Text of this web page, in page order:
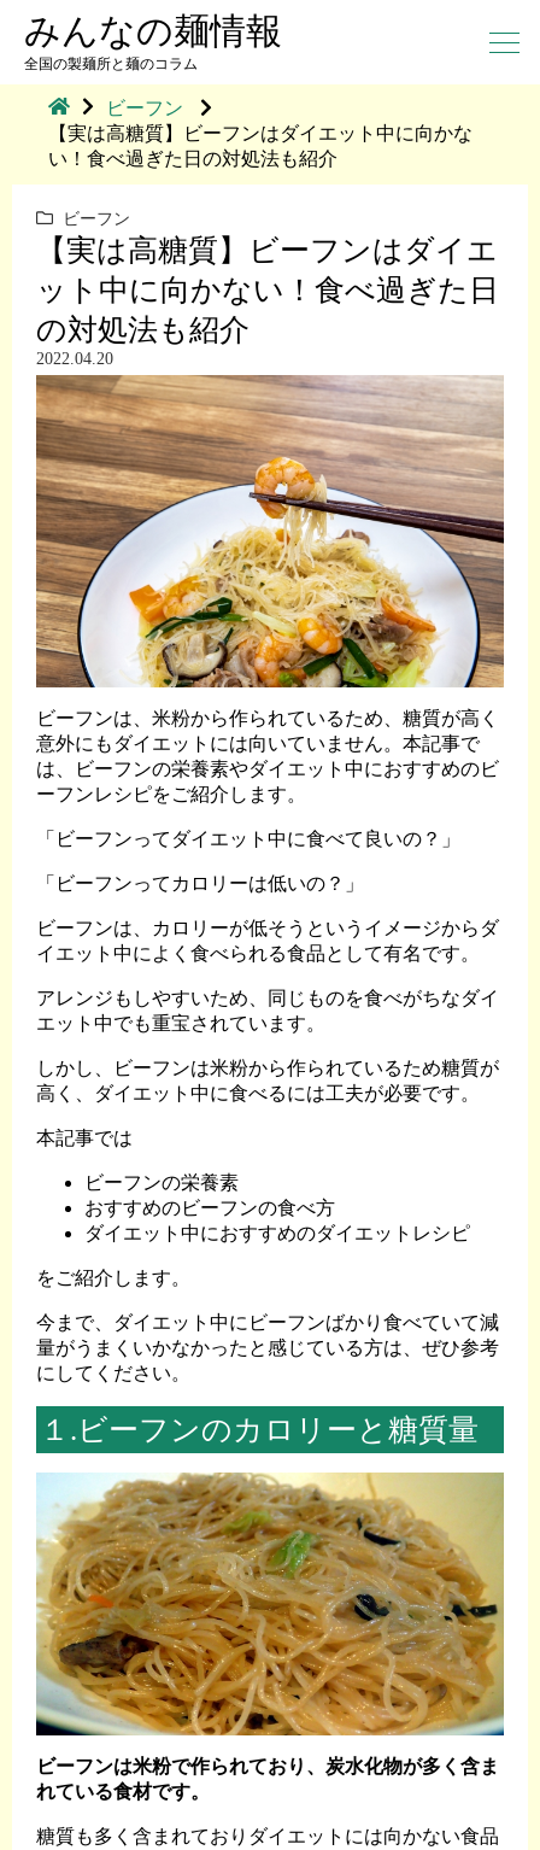
みんなの麺情報
全国の製麺所と麺のコラム
ビーフン
【実は高糖質】ビーフンはダイエット中に向かな
い！食べ過ぎた日の対処法も紹介
ビーフン
【実は高糖質】ビーフンはダイエ
ット中に向かない！食べ過ぎた日
の対処法も紹介
2022.04.20
ビーフンは、米粉から作られているため、糖質が高く
意外にもダイエットには向いていません。本記事で
は、ビーフンの栄養素やダイエット中におすすめのビ
ーフンレシピをご紹介します。
「ビーフンってダイエット中に食べて良いの？」
「ビーフンってカロリーは低いの？」
ビーフンは、カロリーが低そうというイメージからダ
イエット中によく食べられる食品として有名です。
アレンジもしやすいため、同じものを食べがちなダイ
エット中でも重宝されています。
しかし、ビーフンは米粉から作られているため糖質が
高く、ダイエット中に食べるには工夫が必要です。
本記事では
ビーフンの栄養素
おすすめのビーフンの食べ方
ダイエット中におすすめのダイエットレシピ
をご紹介します。
今まで、ダイエット中にビーフンばかり食べていて減
量がうまくいかなかったと感じている方は、ぜひ参考
にしてください。
１.ビーフンのカロリーと糖質量
ビーフンは米粉で作られており、炭水化物が多く含ま
れている食材です。
糖質も多く含まれておりダイエットには向かない食品